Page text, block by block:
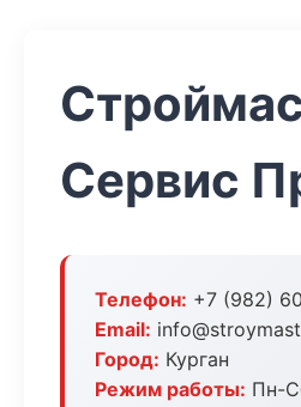
Сервис
Телефон: +7 (982)
Email:
Город: Курган
Режим работы: Пн-